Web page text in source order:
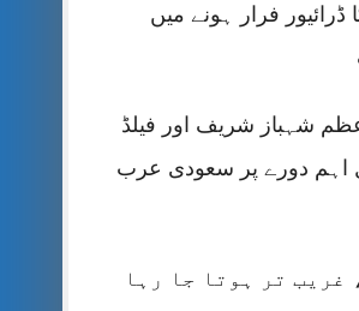
ڈرائیور فرار ہونے میں
شہباز شریف اور فیلڈ
اہم دورے پر سعودی عرب
غریب تر ہوتا جا رہا